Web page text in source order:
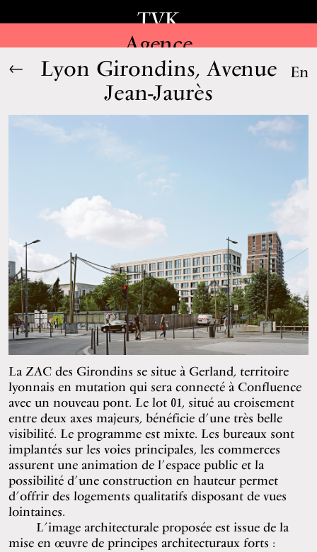
En
TVK
Agence
←
Lyon Girondins, Avenue
Jean-Jaurès
La ZAC des Girondins se situe à Gerland, territoire
lyonnais en mutation qui sera connecté à Confluence
avec un nouveau pont. Le lot 01, situé au croisement
entre deux axes majeurs, bénéficie d’une très belle
visibilité. Le programme est mixte. Les bureaux sont
implantés sur les voies principales, les commerces
assurent une animation de l’espace public et la
possibilité d’une construction en hauteur permet
d’offrir des logements qualitatifs disposant de vues
lointaines.
L’image architecturale proposée est issue de la
mise en œuvre de principes architecturaux forts :